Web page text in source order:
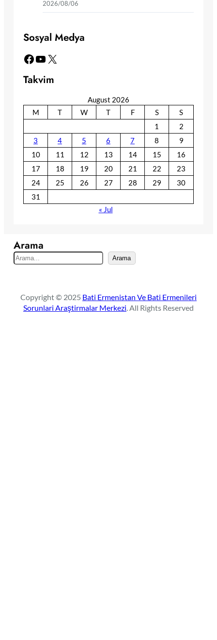
2026/08/06
Sosyal Medya
Facebook YouTube X
Takvim
August 2026
M
T W T F S
S
1
2
3
4 5 6 7 8
9
10
11 12 13 14 15
16
17
18 19 20 21 22
23
24
25 26 27 28 29
30
31
« Jul
Arama
S
e
c
h
Arama
Copyright © 2025 Bati Ermenistan Ve Bati Ermenileri
Sorunlari Araştirmalar Merkezi. All Rights Reserved